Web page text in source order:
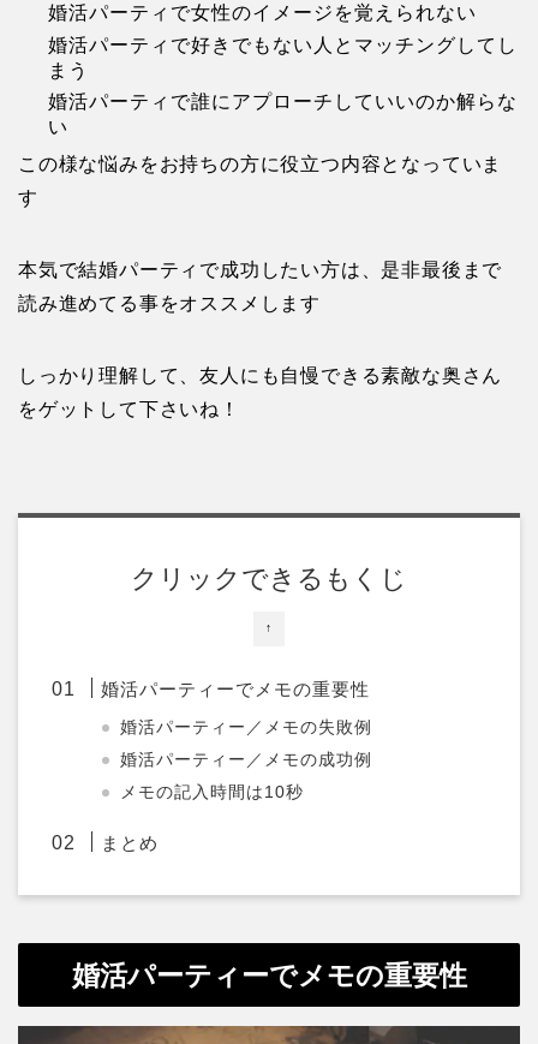
婚活パーティで女性のイメージを覚えられない
婚活パーティで好きでもない人とマッチングしてし
まう
婚活パーティで誰にアプローチしていいのか解らな
い
この様な悩みをお持ちの方に役立つ内容となっていま
す
本気で結婚パーティで成功したい方は、是非最後まで
読み進めてる事をオススメします
しっかり理解して、友人にも自慢できる素敵な奥さん
をゲットして下さいね！
↑
クリックできるもくじ
婚活パーティーでメモの重要性
婚活パーティー／メモの失敗例
婚活パーティー／メモの成功例
メモの記入時間は10秒
まとめ
婚活パーティーでメモの重要性